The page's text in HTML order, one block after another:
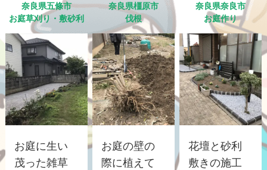
奈良県五條市
お庭草刈り・敷砂利
お庭に生い
茂った雑草
奈良県橿原市
伐根
お庭の壁の
際に植えて
奈良県奈良市
お庭作り
花壇と砂利
敷きの施工